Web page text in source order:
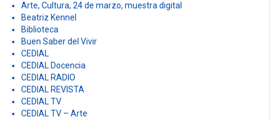
Arte, Cultura, 24 de marzo, muestra digital
Beatriz Kennel
Biblioteca
Buen Saber del Vivir
CEDIAL
CEDIAL Docencia
CEDIAL RADIO
CEDIAL REVISTA
CEDIAL TV
CEDIAL TV – Arte